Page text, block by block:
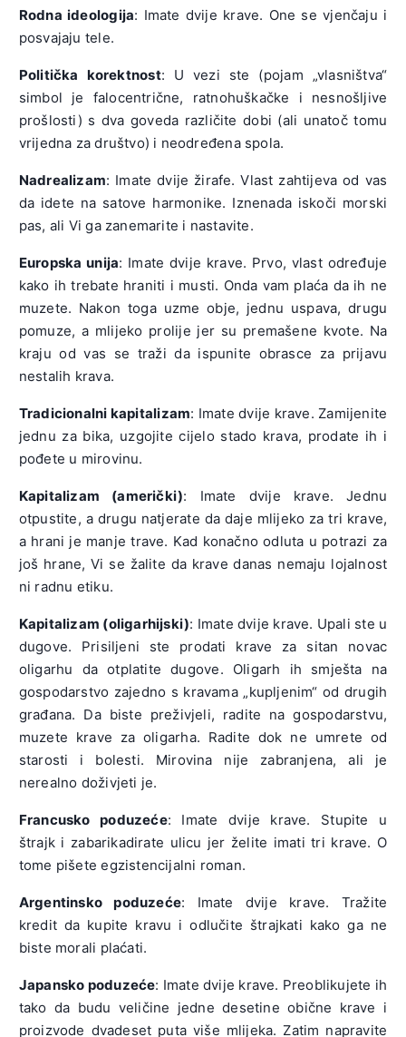
Rodna ideologija: Imate dvije krave. One se vjenčaju i
posvajaju tele.
Politička korektnost: U vezi ste (pojam „vlasništva“
simbol je falocentrične, ratnohuškačke i nesnošljive
prošlosti) s dva goveda različite dobi (ali unatoč tomu
vrijedna za društvo) i neodređena spola.
Nadrealizam: Imate dvije žirafe. Vlast zahtijeva od vas
da idete na satove harmonike. Iznenada iskoči morski
pas, ali Vi ga zanemarite i nastavite.
Europska unija: Imate dvije krave. Prvo, vlast određuje
kako ih trebate hraniti i musti. Onda vam plaća da ih ne
muzete. Nakon toga uzme obje, jednu uspava, drugu
pomuze, a mlijeko prolije jer su premašene kvote. Na
kraju od vas se traži da ispunite obrasce za prijavu
nestalih krava.
Tradicionalni kapitalizam: Imate dvije krave. Zamijenite
jednu za bika, uzgojite cijelo stado krava, prodate ih i
pođete u mirovinu.
Kapitalizam (američki): Imate dvije krave. Jednu
otpustite, a drugu natjerate da daje mlijeko za tri krave,
a hrani je manje trave. Kad konačno odluta u potrazi za
još hrane, Vi se žalite da krave danas nemaju lojalnost
ni radnu etiku.
Kapitalizam (oligarhijski): Imate dvije krave. Upali ste u
dugove. Prisiljeni ste prodati krave za sitan novac
oligarhu da otplatite dugove. Oligarh ih smješta na
gospodarstvo zajedno s kravama „kupljenim“ od drugih
građana. Da biste preživjeli, radite na gospodarstvu,
muzete krave za oligarha. Radite dok ne umrete od
starosti i bolesti. Mirovina nije zabranjena, ali je
nerealno doživjeti je.
Francusko poduzeće: Imate dvije krave. Stupite u
štrajk i zabarikadirate ulicu jer želite imati tri krave. O
tome pišete egzistencijalni roman.
Argentinsko poduzeće: Imate dvije krave. Tražite
kredit da kupite kravu i odlučite štrajkati kako ga ne
biste morali plaćati.
Japansko poduzeće: Imate dvije krave. Preoblikujete ih
tako da budu veličine jedne desetine obične krave i
proizvode dvadeset puta više mlijeka. Zatim napravite